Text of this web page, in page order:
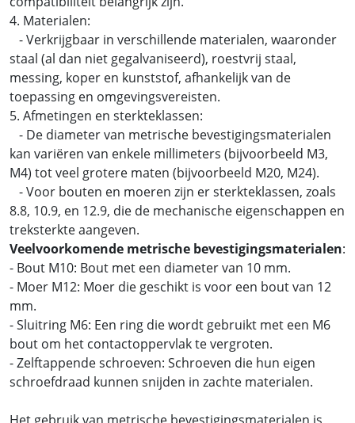
4. Materialen:
- Verkrijgbaar in verschillende materialen, waaronder
staal (al dan niet gegalvaniseerd), roestvrij staal,
messing, koper en kunststof, afhankelijk van de
toepassing en omgevingsvereisten.
5. Afmetingen en sterkteklassen:
- De diameter van metrische bevestigingsmaterialen
kan variëren van enkele millimeters (bijvoorbeeld M3,
M4) tot veel grotere maten (bijvoorbeeld M20, M24).
- Voor bouten en moeren zijn er sterkteklassen, zoals
8.8, 10.9, en 12.9, die de mechanische eigenschappen en
treksterkte aangeven.
Veelvoorkomende metrische bevestigingsmaterialen:
- Bout M10: Bout met een diameter van 10 mm.
- Moer M12: Moer die geschikt is voor een bout van 12
mm.
- Sluitring M6: Een ring die wordt gebruikt met een M6
bout om het contactoppervlak te vergroten.
- Zelftappende schroeven: Schroeven die hun eigen
schroefdraad kunnen snijden in zachte materialen.